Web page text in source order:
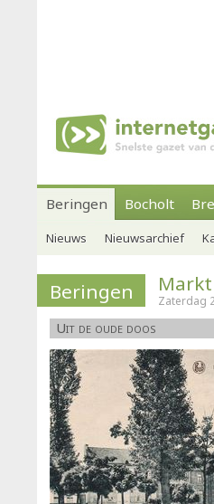
Beringen Bocholt
Nieuws Nieuwsarchief
Beringen Zaterdag
Uit de oude doos